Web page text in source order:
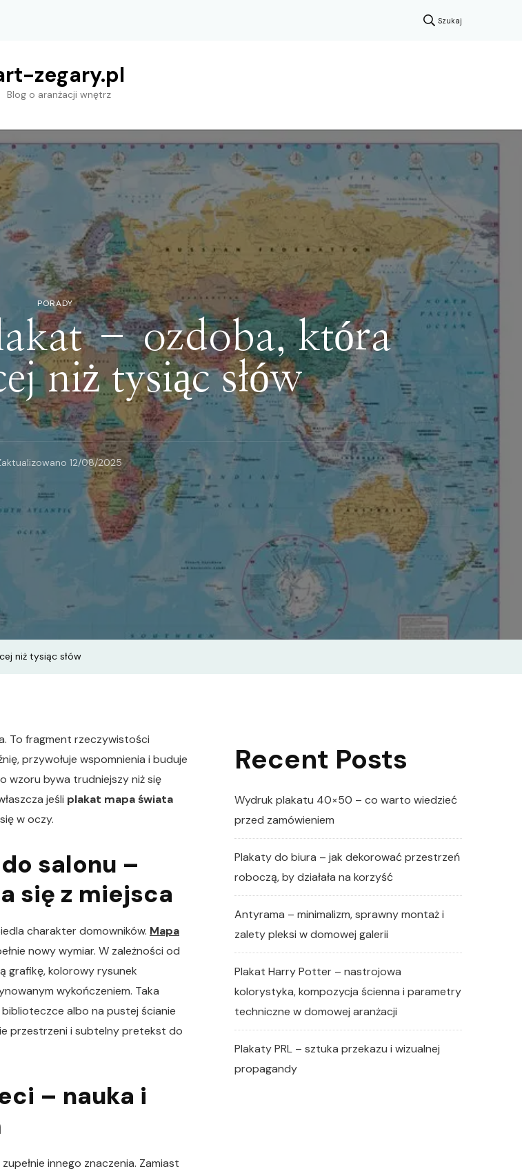
Szukaj
zegary.pl
Blog o aranżacji wnętrz
PORADY
– ozdoba, która
niż tysiąc słów
12/08/2025
niż tysiąc słów
To fragment rzeczywistości
przywołuje wspomnienia i buduje
wzoru bywa trudniejszy niż się
jeśli plakat mapa świata
w oczy.
salonu –
się z miejsca
charakter domowników. Mapa
nowy wymiar. W zależności od
grafikę, kolorowy rysunek
wykończeniem. Taka
albo na pustej ścianie
przestrzeni i subtelny pretekst do
– nauka i
innego znaczenia. Zamiast
Recent Posts
Wydruk plakatu 40×50 – co warto wiedzieć
przed zamówieniem
Plakaty do biura – jak dekorować przestrzeń
roboczą, by działała na korzyść
Antyrama – minimalizm, sprawny montaż i
zalety pleksi w domowej galerii
Plakat Harry Potter – nastrojowa
kolorystyka, kompozycja ścienna i parametry
techniczne w domowej aranżacji
Plakaty PRL – sztuka przekazu i wizualnej
propagandy